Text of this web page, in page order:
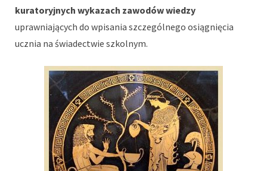
kuratoryjnych wykazach zawodów wiedzy
uprawniających do wpisania szczególnego osiągnięcia
ucznia na świadectwie szkolnym.